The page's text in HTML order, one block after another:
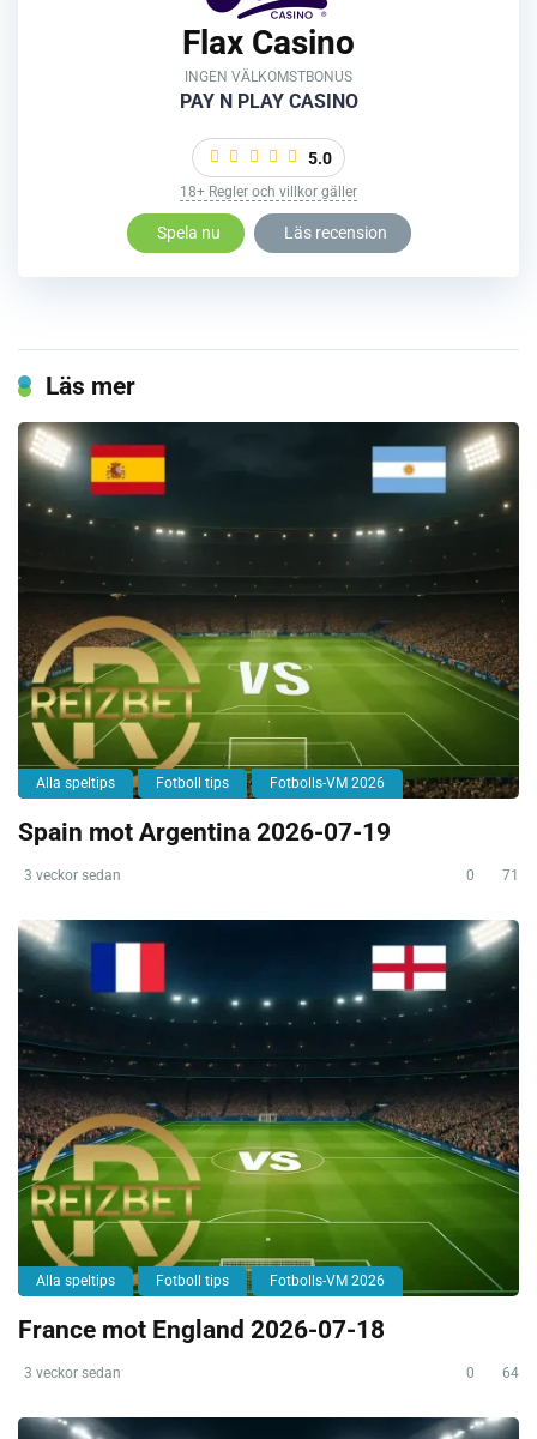
Flax Casino
INGEN VÄLKOMSTBONUS
PAY N PLAY CASINO
5.0
18+ Regler och villkor gäller
Spela nu Läs recension
Läs mer
Alla speltips Fotboll tips Fotbolls-VM 2026
Spain mot Argentina 2026-07-19
3 veckor sedan 0 71
Alla speltips Fotboll tips Fotbolls-VM 2026
France mot England 2026-07-18
3 veckor sedan 0 64